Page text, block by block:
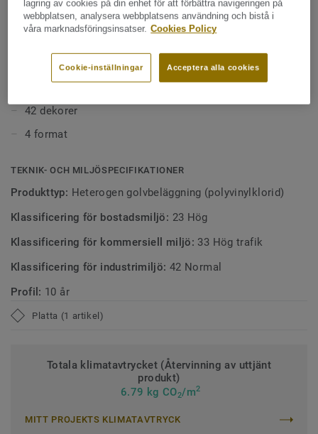
Skapad för miljöer med hög trafik
Enkel renovering
42 dekorer
4 format
TEKNIK- OCH MILJÖSPECIFIKATIONER
Produkttyp: Heterogen golvbeläggning (polyvinylklorid)
Klassificering för bostadsmiljö: 23 Hög
Klassificering för kommersiell miljö: 33 Hög trafik
Klassificering för industrimiljö: 42 Normal
Profil: 10 år
Platta (1 artikel)
Totala klimatavtrycket (Återvinning av uttjänt
produkt)
6.79 kg CO2/m2
MITT PROJEKTS KLIMATAVTRYCK
lagring av cookies på din enhet för att förbättra navigeringen på
webbplatsen, analysera webbplatsens användning och bistå i
våra marknadsföringsinsatser. Cookies Policy
Acceptera alla cookies
Cookie-inställningar